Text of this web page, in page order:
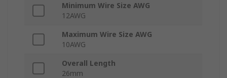
Minimum Wire Size AWG
12AWG
Maximum Wire Size AWG
10AWG
Overall Length
26mm